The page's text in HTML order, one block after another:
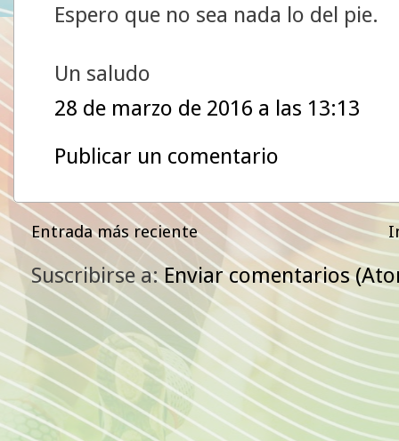
Espero que no sea nada lo del pie.
Un saludo
28 de marzo de 2016 a las 13:13
Publicar un comentario
Entrada más reciente
Suscribirse a:Enviar comentarios